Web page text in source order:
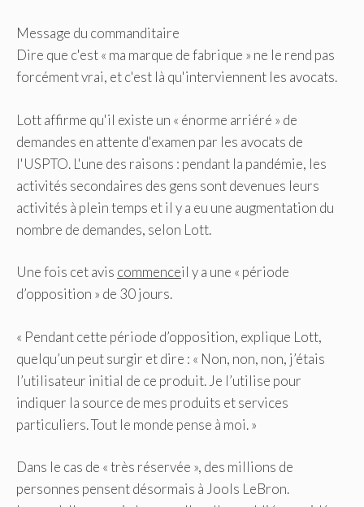
Message du commanditaire
Dire que c'est « ma marque de fabrique » ne le rend pas
forcément vrai, et c'est là qu'interviennent les avocats.
Lott affirme qu'il existe un « énorme arriéré » de
demandes en attente d'examen par les avocats de
l'USPTO. L'une des raisons : pendant la pandémie, les
activités secondaires des gens sont devenues leurs
activités à plein temps et il y a eu une augmentation du
nombre de demandes, selon Lott.
Une fois cet avis commenceil y a une « période
d’opposition » de 30 jours.
« Pendant cette période d’opposition, explique Lott,
quelqu’un peut surgir et dire : « Non, non, non, j’étais
l’utilisateur initial de ce produit. Je l’utilise pour
indiquer la source de mes produits et services
particuliers. Tout le monde pense à moi. »
Dans le cas de « très réservée », des millions de
personnes pensent désormais à Jools LeBron.